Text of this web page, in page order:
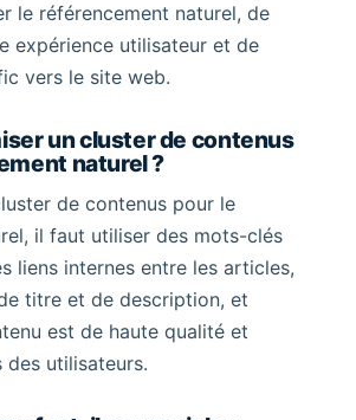
le référencement naturel, de
expérience utilisateur et de
vers le site web.
un cluster de contenus
naturel ?
de contenus pour le
il faut utiliser des mots-clés
liens internes entre les articles,
titre et de description, et
est de haute qualité et
des utilisateurs.